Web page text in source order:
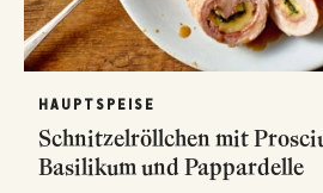
HAUPTSPEISE
Schnitzelröllchen mit
Basilikum und Pappardelle